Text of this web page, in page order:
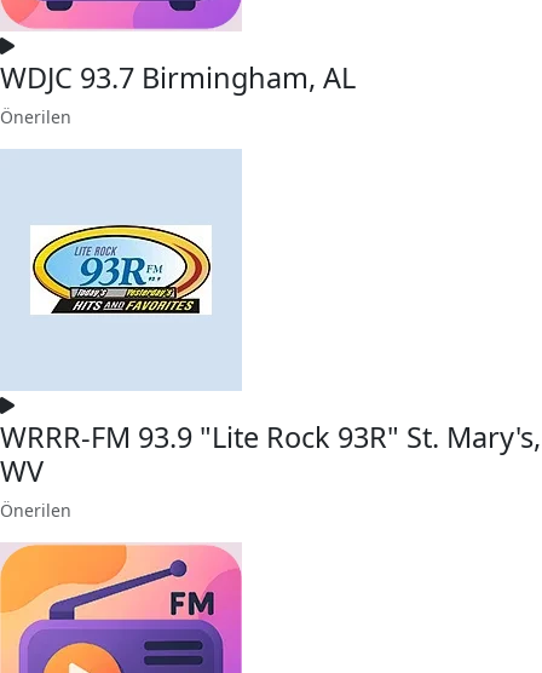
WDJC 93.7 Birmingham, AL
Önerilen
WRRR-FM 93.9 "Lite Rock 93R" St. Mary's,
WV
Önerilen